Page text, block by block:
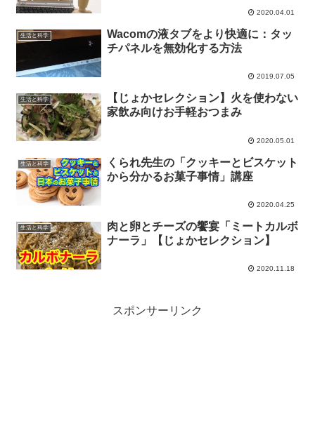
2020.04.01
生活と科学
Wacomの液タブをより快適に：タッ
チパネルを無効化する方法
2019.07.05
生活と科学
【じょかセレクション】火を使わない
家飲み向けお手軽おつまみ
2020.05.01
生活と科学
くられ先生の「クッキーとビスケット
から分かるお菓子事情」講座
2020.04.25
生活と科学
肉と卵とチーズの饗宴「ミートカルボ
ナーラ」【じょかセレクション】
2020.11.18
スポンサーリンク